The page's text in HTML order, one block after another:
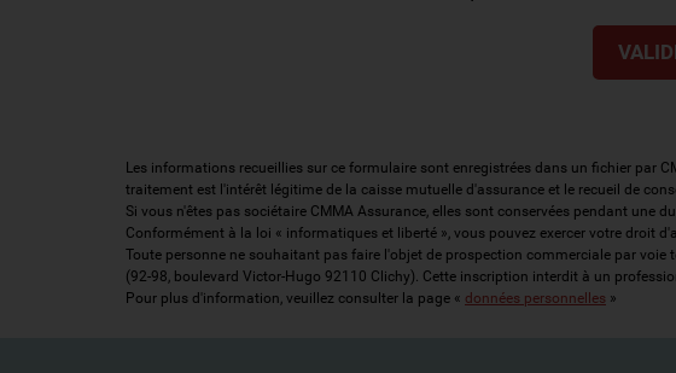
Les informations recueillies sur ce formulaire sont enregistrées dans un fichier par
traitement est l'intérêt légitime de la caisse mutuelle d'assurance et le recueil de
Si vous n'êtes pas sociétaire CMMA Assurance, elles sont conservées pendant une
Conformément à la loi « informatiques et liberté », vous pouvez exercer votre droit
Toute personne ne souhaitant pas faire l'objet de prospection commerciale par
(92-98, boulevard Victor-Hugo 92110 Clichy). Cette inscription interdit à un
Pour plus d'information, veuillez consulter la page « données personnelles »